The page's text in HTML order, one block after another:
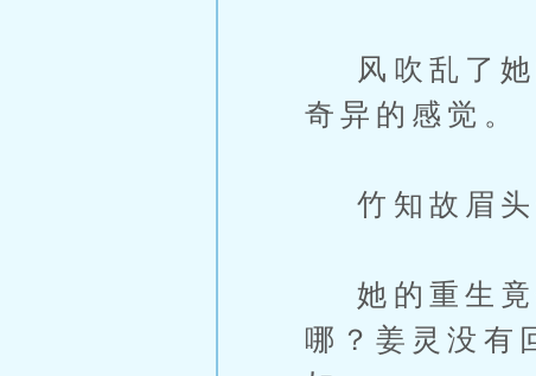
风吹乱了她
奇异的感觉。
竹知故眉头
她的重生竟
哪？姜灵没有